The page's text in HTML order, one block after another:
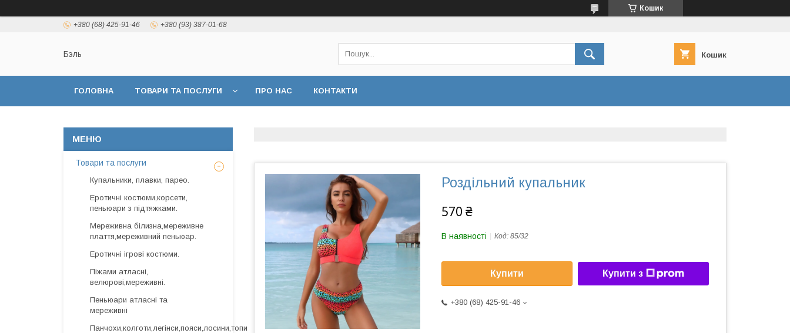
Кошик
+380 (68) 425-91-46 +380 (93) 387-01-68
Бэль Кошик
ГОЛОВНА ТОВАРИ ТА ПОСЛУГИ ПРО НАС КОНТАКТИ
Роздільний купальник
570 ₴
В наявності Код: 85/32
Купити Купити з
+380 (68) 425-91-46
Товари та послуги
Купальники, плавки, парео.
Еротичні костюми,корсети,
пеньюари з підтяжками.
Мереживна білизна,мереживне
плаття,мереживний пеньюар.
Еротичні ігрові костюми.
Піжами атласні,
велюрові,мереживні.
Пеньюари атласні та
мереживні
Панчохи,колготи,легінси,пояси,лосини,топи